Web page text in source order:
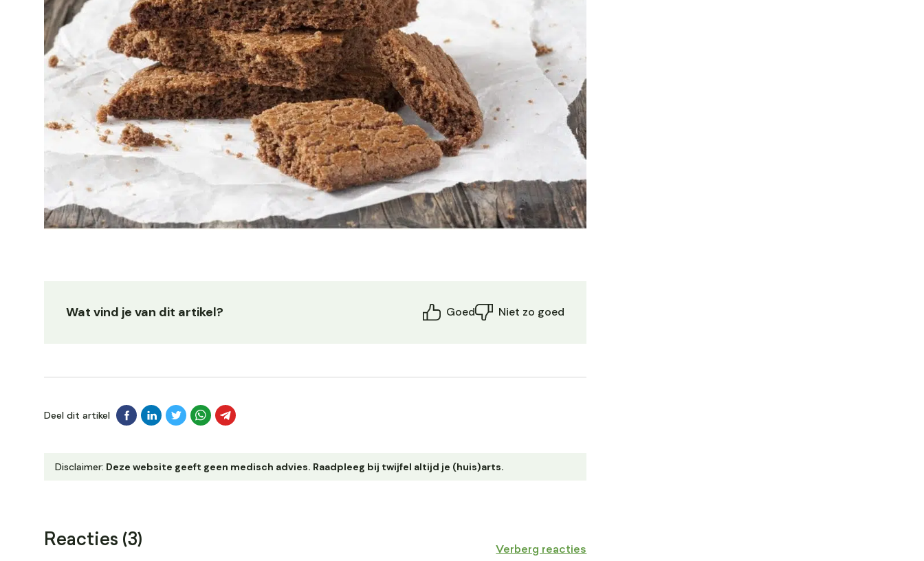
Wat vind je van dit artikel? Goed Niet zo goed
Deel dit artikel
Disclaimer: Deze website geeft geen medisch advies. Raadpleeg bij twijfel altijd je (huis)arts.
Reacties (3) Verberg reacties